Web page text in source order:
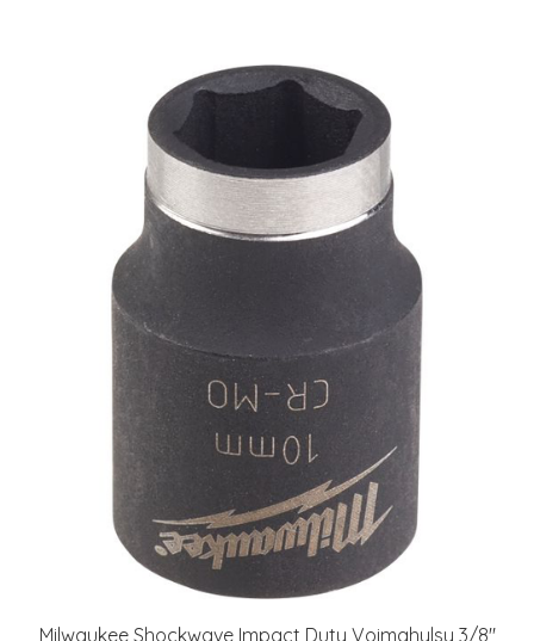
Milwaukee Shockwave Impact Duty Voimahylsy 3/8"